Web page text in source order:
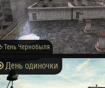
Тень Чернобыля
День одиночки